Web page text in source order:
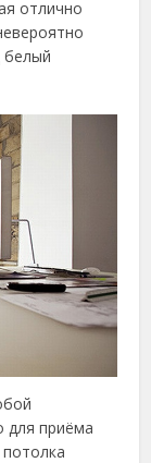
отлично
белый
для приёма